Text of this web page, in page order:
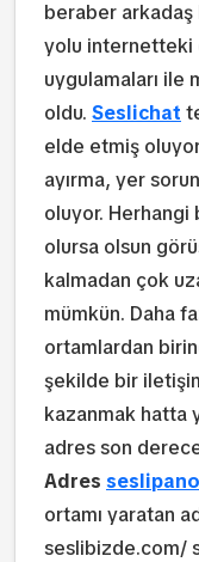
beraber arkadaş
yolu internetteki
uygulamaları ile
oldu. Seslichat
elde etmiş
ayırma, yer
oluyor.
olursa olsun
kalmadan çok
mümkün. Daha
ortamlardan
şekilde bir
kazanmak hatta
adres son
Adres seslipano
ortamı yaratan
seslibizde.com/